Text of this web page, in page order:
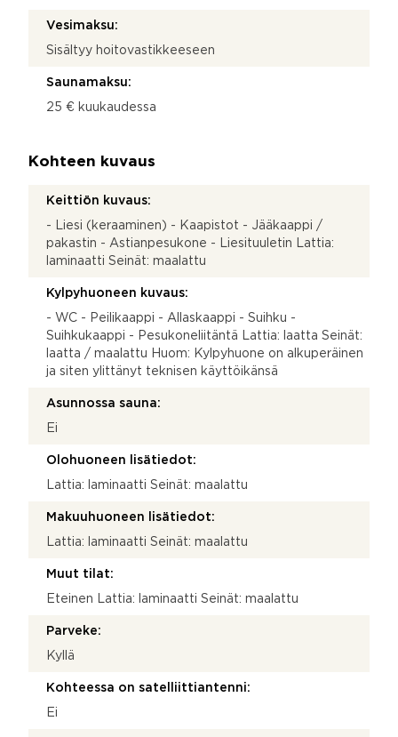
Vesimaksu:
Sisältyy hoitovastikkeeseen
Saunamaksu:
25 € kuukaudessa
Kohteen kuvaus
Keittiön kuvaus:
- Liesi (keraaminen) - Kaapistot - Jääkaappi /
pakastin - Astianpesukone - Liesituuletin Lattia:
laminaatti Seinät: maalattu
Kylpyhuoneen kuvaus:
- WC - Peilikaappi - Allaskaappi - Suihku -
Suihkukaappi - Pesukoneliitäntä Lattia: laatta Seinät:
laatta / maalattu Huom: Kylpyhuone on alkuperäinen
ja siten ylittänyt teknisen käyttöikänsä
Asunnossa sauna:
Ei
Olohuoneen lisätiedot:
Lattia: laminaatti Seinät: maalattu
Makuuhuoneen lisätiedot:
Lattia: laminaatti Seinät: maalattu
Muut tilat:
Eteinen Lattia: laminaatti Seinät: maalattu
Parveke:
Kyllä
Kohteessa on satelliittiantenni:
Ei